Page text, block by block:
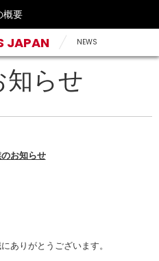
概要
JAPAN NEWS
知らせ
お知らせ
ありがとうございます。